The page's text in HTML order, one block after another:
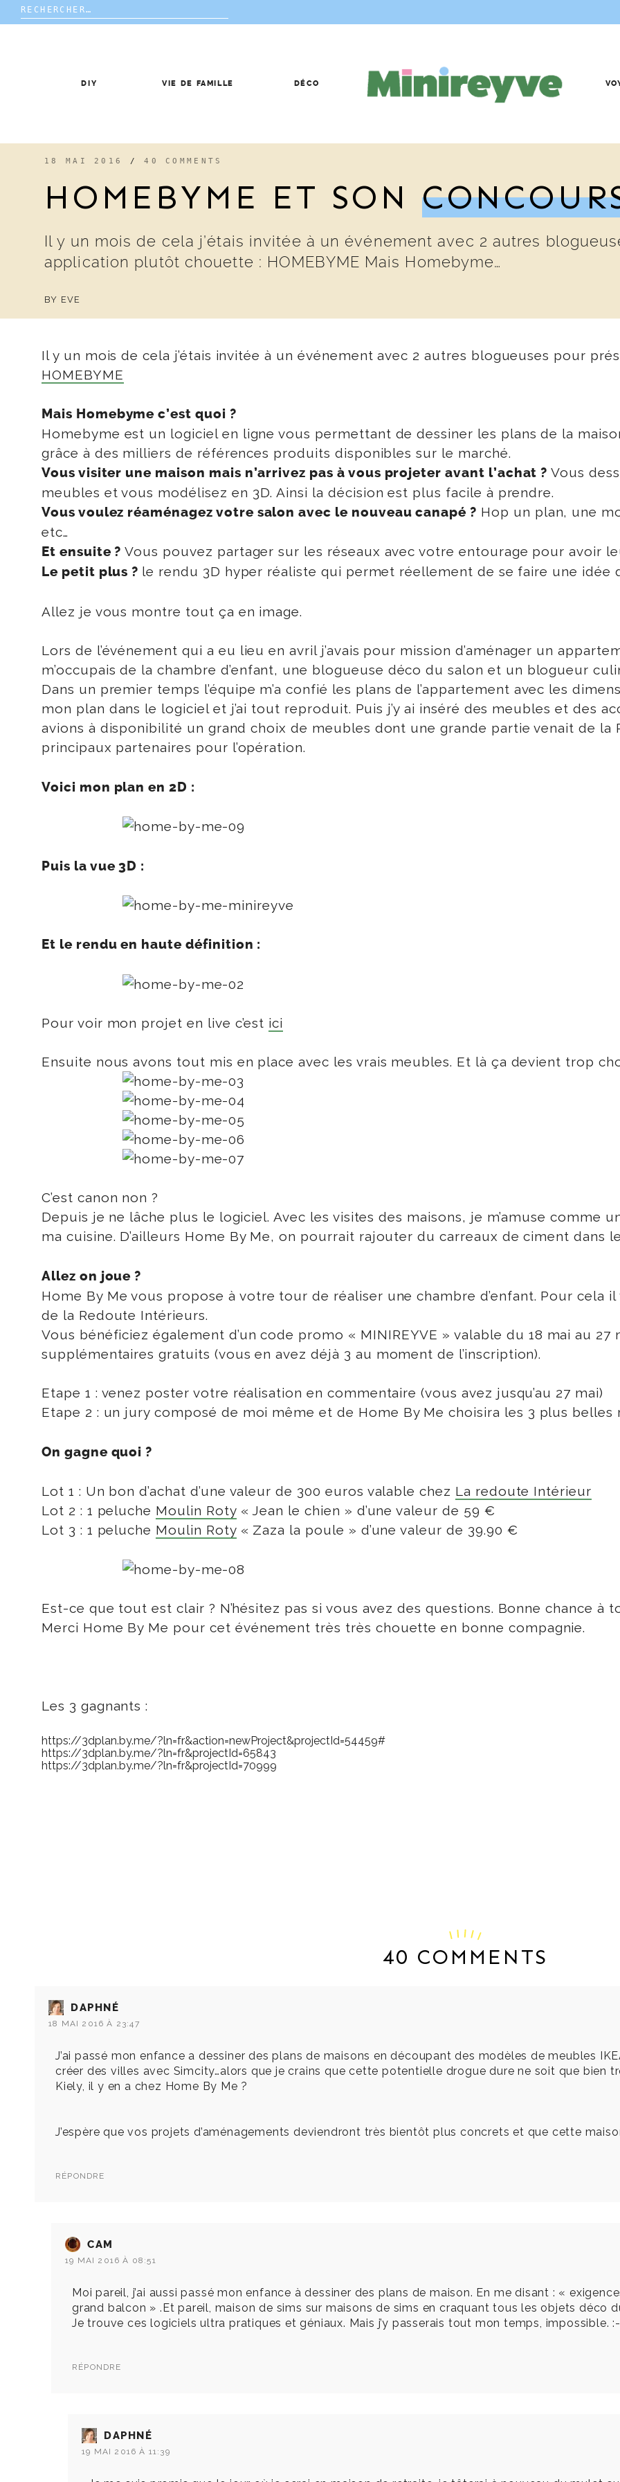
Rechercher :
DIY VIE DE FAMILLE DÉCO
18 MAI 2016 /40 COMMENTS
HOMEBYME ET SON
Il y un mois de cela j’étais invitée à un événement avec 2 autres
application plutôt chouette : HOMEBYME Mais Homebyme…
BY EVE
Il y un mois de cela j’étais invitée à un événement avec 2 autres blogueuses pour
HOMEBYME
Mais Homebyme c’est quoi ?
Homebyme est un logiciel en ligne vous permettant de dessiner les plans de la
grâce à des milliers de références produits disponibles sur le marché.
Vous visiter une maison mais n’arrivez pas à vous projeter avant l’achat ? Vous
meubles et vous modélisez en 3D. Ainsi la décision est plus facile à prendre.
Vous voulez réaménagez votre salon avec le nouveau canapé ? Hop un plan, une
etc…
Et ensuite ? Vous pouvez partager sur les réseaux avec votre entourage pour avoir
Le petit plus ? le rendu 3D hyper réaliste qui permet réellement de se faire une idée
Allez je vous montre tout ça en image.
Lors de l’événement qui a eu lieu en avril j’avais pour mission d’aménager un
m’occupais de la chambre d’enfant, une blogueuse déco du salon et un blogueur
Dans un premier temps l’équipe m’a confié les plans de l’appartement avec les
mon plan dans le logiciel et j’ai tout reproduit. Puis j’y ai inséré des meubles et des
avions à disponibilité un grand choix de meubles dont une grande partie venait de la
principaux partenaires pour l’opération.
Voici mon plan en 2D :
Puis la vue 3D :
Et le rendu en haute définition :
Pour voir mon projet en live c’est ici
Ensuite nous avons tout mis en place avec les vrais meubles. Et là ça devient trop
C’est canon non ?
Depuis je ne lâche plus le logiciel. Avec les visites des maisons, je m’amuse comme
ma cuisine. D’ailleurs Home By Me, on pourrait rajouter du carreaux de ciment dans
Allez on joue ?
Home By Me vous propose à votre tour de réaliser une chambre d’enfant. Pour cela
de la Redoute Intérieurs.
Vous bénéficiez également d’un code promo « MINIREYVE » valable du 18 mai au
supplémentaires gratuits (vous en avez déjà 3 au moment de l’inscription).
Etape 1 : venez poster votre réalisation en commentaire (vous avez jusqu’au 27 mai)
Etape 2 : un jury composé de moi même et de Home By Me choisira les 3 plus belles
On gagne quoi ?
Lot 1 : Un bon d’achat d’une valeur de 300 euros valable chez La redoute Intérieur
Lot 2 : 1 peluche Moulin Roty« Jean le chien » d’une valeur de 59 €
Lot 3 : 1 peluche Moulin Roty« Zaza la poule » d’une valeur de 39.90 €
Est-ce que tout est clair ? N’hésitez pas si vous avez des questions. Bonne chance à
Merci Home By Me pour cet événement très très chouette en bonne compagnie.
Les 3 gagnants :
https://3dplan.by.me/?ln=fr&action=newProject&projectId=54459#
https://3dplan.by.me/?ln=fr&projectId=65843
https://3dplan.by.me/?ln=fr&projectId=70999
40 COMMENTS
DAPHNÉ
18 MAI 2016 À 23:47
J’ai passé mon enfance a dessiner des plans de maisons en découpant des modèles de meubles
créer des villes avec Simcity…alors que je crains que cette potentielle drogue dure ne soit que bien
Kiely, il y en a chez Home By Me ?
J’espère que vos projets d’aménagements deviendront très bientôt plus concrets et que cette
RÉPONDRE
CAM
19 MAI 2016 À 08:51
Moi pareil, j’ai aussi passé mon enfance à dessiner des plans de maison. En me disant : «
grand balcon » .Et pareil, maison de sims sur maisons de sims en craquant tous les objets déco
Je trouve ces logiciels ultra pratiques et géniaux. Mais j’y passerais tout mon temps, impossible.
RÉPONDRE
DAPHNÉ
19 MAI 2016 À 11:39